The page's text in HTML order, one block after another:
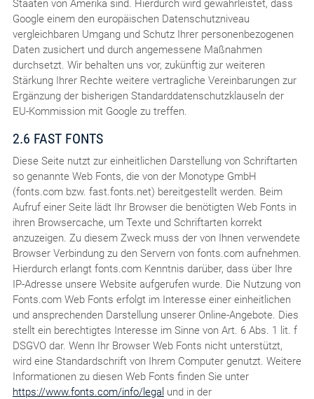
Staaten von Amerika sind. Hierdurch wird gewährleistet, dass
Google einem den europäischen Datenschutzniveau
vergleichbaren Umgang und Schutz Ihrer personenbezogenen
Daten zusichert und durch angemessene Maßnahmen
durchsetzt. Wir behalten uns vor, zukünftig zur weiteren
Stärkung Ihrer Rechte weitere vertragliche Vereinbarungen zur
Ergänzung der bisherigen Standarddatenschutzklauseln der
EU-Kommission mit Google zu treffen.
2.6 FAST FONTS
Diese Seite nutzt zur einheitlichen Darstellung von Schriftarten
so genannte Web Fonts, die von der Monotype GmbH
(fonts.com bzw. fast.fonts.net) bereitgestellt werden. Beim
Aufruf einer Seite lädt Ihr Browser die benötigten Web Fonts in
ihren Browsercache, um Texte und Schriftarten korrekt
anzuzeigen. Zu diesem Zweck muss der von Ihnen verwendete
Browser Verbindung zu den Servern von fonts.com aufnehmen.
Hierdurch erlangt fonts.com Kenntnis darüber, dass über Ihre
IP-Adresse unsere Website aufgerufen wurde. Die Nutzung von
Fonts.com Web Fonts erfolgt im Interesse einer einheitlichen
und ansprechenden Darstellung unserer Online-Angebote. Dies
stellt ein berechtigtes Interesse im Sinne von Art. 6 Abs. 1 lit. f
DSGVO dar. Wenn Ihr Browser Web Fonts nicht unterstützt,
wird eine Standardschrift von Ihrem Computer genutzt. Weitere
Informationen zu diesen Web Fonts finden Sie unter
https://www.fonts.com/info/legal und in der